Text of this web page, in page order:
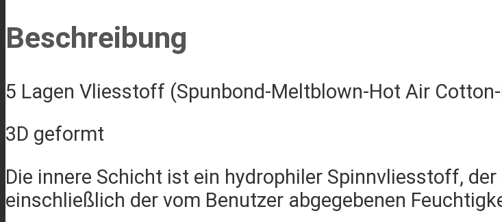
Beschreibung
5 Lagen Vliesstoff (Spunbond-Meltblown-Hot Air
3D geformt
Die innere Schicht ist ein hydrophiler Spinnvliesstoff,
einschließlich der vom Benutzer abgegebenen